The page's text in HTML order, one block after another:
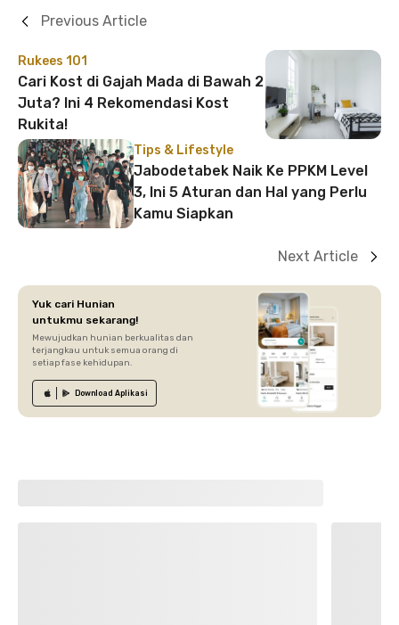
Rukees 101
Cari Kost di Gajah Mada di Bawah 2
Juta? Ini 4 Rekomendasi Kost
Rukita!
Previous Article
Tips & Lifestyle
Jabodetabek Naik Ke PPKM Level
3, Ini 5 Aturan dan Hal yang Perlu
Kamu Siapkan
Next Article
Yuk cari Hunian
untukmu sekarang!
Mewujudkan hunian berkualitas dan
terjangkau untuk semua orang di
setiap fase kehidupan.
Download Aplikasi